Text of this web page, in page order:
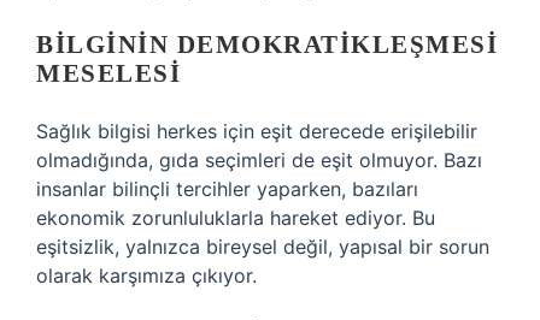
BILGININ DEMOKRATIKLEŞMESI
MESELESI
Sağlık bilgisi herkes için eşit derecede erişilebilir
olmadığında, gıda seçimleri de eşit olmuyor. Bazı
insanlar bilinçli tercihler yaparken, bazıları
ekonomik zorunluluklarla hareket ediyor. Bu
eşitsizlik, yalnızca bireysel değil, yapısal bir sorun
olarak karşımıza çıkıyor.